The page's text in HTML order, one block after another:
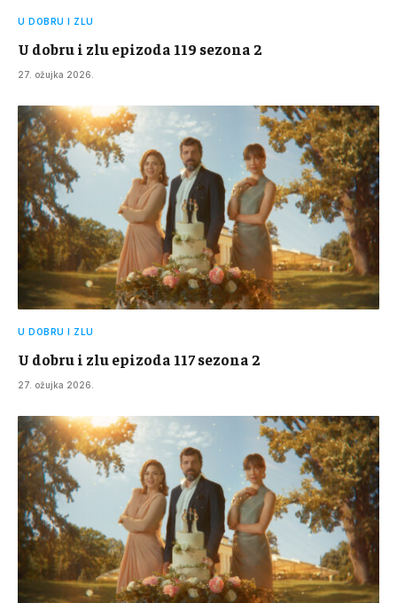
U DOBRU I ZLU
U dobru i zlu epizoda 119 sezona 2
27. ožujka 2026.
U DOBRU I ZLU
U dobru i zlu epizoda 117 sezona 2
27. ožujka 2026.